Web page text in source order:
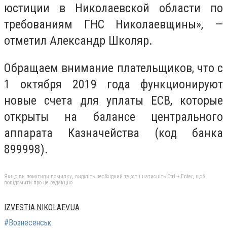
юстиции в Николаевской области по
требованиям ГНС Николаевщины», —
отметил Александр Школяр.
Обращаем внимание плательщиков, что с
1 октября 2019 года функционируют
новые счета для уплаты ЕСВ, которые
открыты на балансе центрального
аппарата Казначейства (код банка
899998).
Якщо ви помітили помилку, виділіть необхідний текст і натисніть Ctrl + Enter, щоб
повідомити про це редакцію
IZVESTIA.NIKOLAEV.UA
#Вознесенськ